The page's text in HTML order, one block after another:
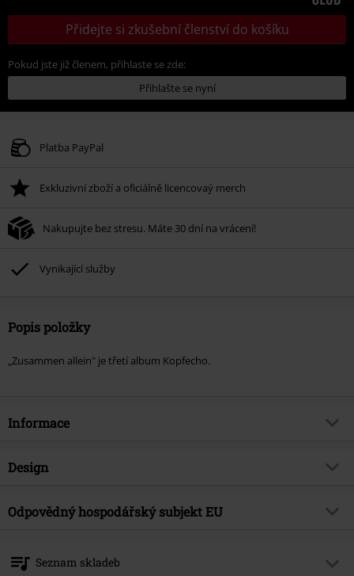
Přidejte si zkušební členství do košíku
Pokud jste již členem, přihlaste se zde:
Přihlašte se nyní
Platba PayPal
Exkluzivní zboží a oficiálně licencovaý merch
Nakupujte bez stresu. Máte 30 dní na vrácení!
Vynikající služby
Popis položky
„Zusammen allein" je třetí album Kopfecho.
Informace
Zboží č.
Hudební žánr
Punk rock
Kapela
Design
Typ výrobku
CD
Odpovědný hospodářský subjekt EU
Alter Wandrahm 14
20457 Hamburg
Seznam skladeb